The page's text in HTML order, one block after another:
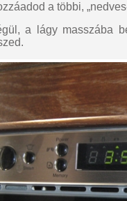
a többi,
a lágy masszába